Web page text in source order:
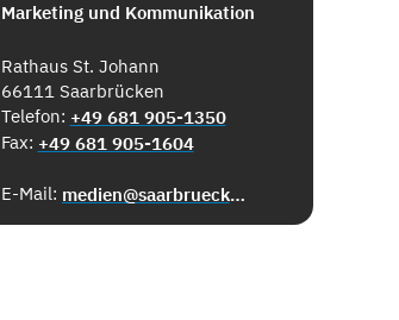
Marketing und Kommunikation
Rathaus St. Johann
66111 Saarbrücken
Telefon: +49 681 905-1350
Fax: +49 681 905-1604
E-Mail: medien@saarbruecken.de